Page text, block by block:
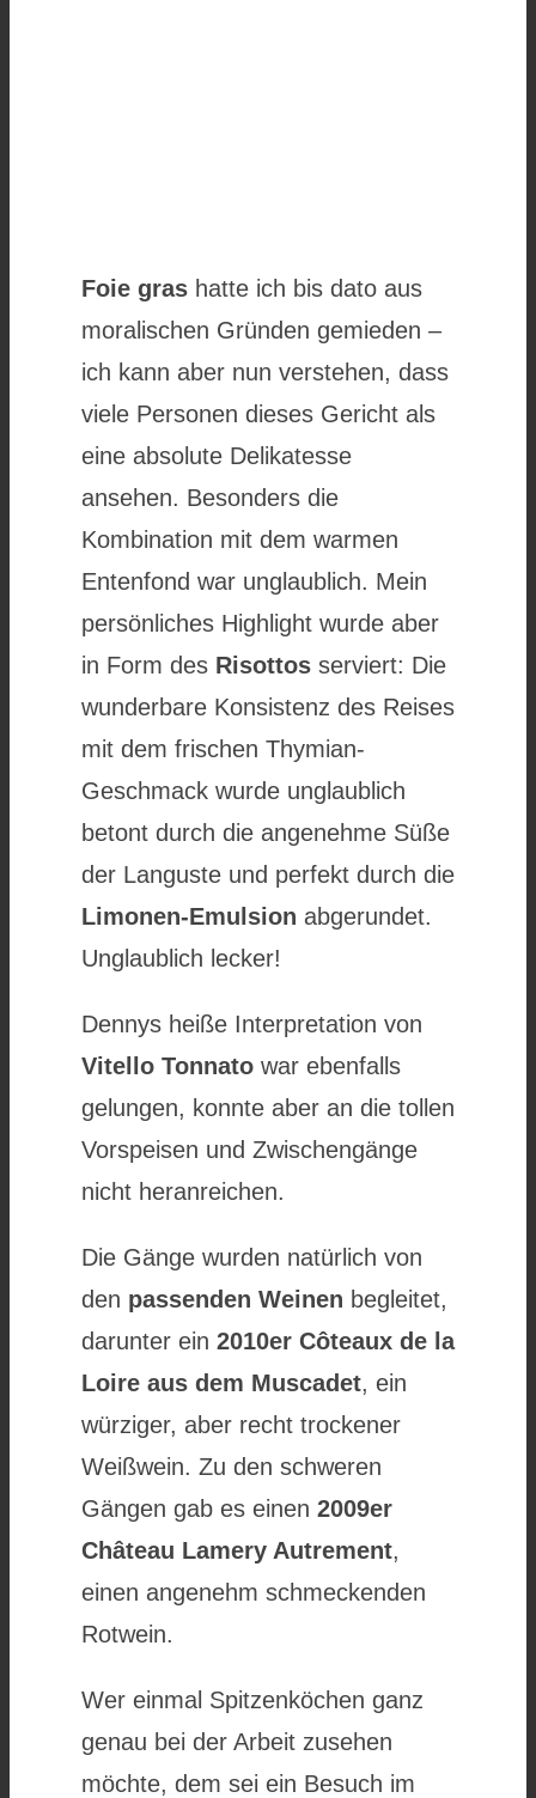
Foie grashatte ich bis dato aus
moralischen Gründen gemieden –
ich kann aber nun verstehen, dass
viele Personen dieses Gericht als
eine absolute Delikatesse
ansehen. Besonders die
Kombination mit dem warmen
Entenfond war unglaublich. Mein
persönliches Highlight wurde aber
in Form des Risottosserviert: Die
wunderbare Konsistenz des Reises
mit dem frischen Thymian-
Geschmack wurde unglaublich
betont durch die angenehme Süße
der Languste und perfekt durch die
Limonen-Emulsion abgerundet.
Unglaublich lecker!
Dennys heiße Interpretation von
Vitello Tonnatowar ebenfalls
gelungen, konnte aber an die tollen
Vorspeisen und Zwischengänge
nicht heranreichen.
Die Gänge wurden natürlich von
den passenden Weinen begleitet,
darunter ein 2010er Côteaux de la
Loire aus dem Muscadet, ein
würziger, aber recht trockener
Weißwein. Zu den schweren
Gängen gab es einen 2009er
Château Lamery Autrement,
einen angenehm schmeckenden
Rotwein.
Wer einmal Spitzenköchen ganz
genau bei der Arbeit zusehen
möchte, dem sei ein Besuch im